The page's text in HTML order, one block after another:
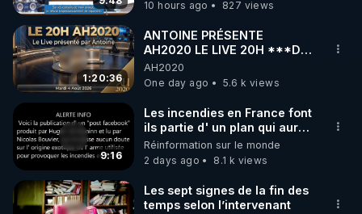
code : REGENERE10
▶ 30 jours gratuit sur l’application de méditation et
de bien-être ENVOL :
Rendez-vous sur https://www.envol.app/code
le code : REGENERE
10 hours ago 827 views
1:20:36
ANTOINE PRÉSENTE
AH2020 LE LIVE 20H ***DU
04/08/2026*** 📷LE
GRAND RÉVEIL EST EN
MARCHE 📷
AH2020
One day ago
5.6 k views
9:16
Les incendies en France font
ils partie d' un plan qui aurait
débuté le 11 septembre 2001
?
Réinformation sur le monde
2 days ago
8.1 k views
Les sept signes de la fin des
temps selon l’intervenant